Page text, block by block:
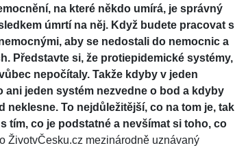
na které někdo umírá, je správný
úmrtí na něj. Když budete pracovat s
aby se nedostali do nemocnic a
Představte si, že protiepidemické systémy,
nepočítaly. Takže kdyby v jeden
ani jeden systém nezvedne o bod a kdyby
To nejdůležitější, co na tom je, tak
tím, co je podstatné a nevšímat si toho, co
ŽivotvČesku.cz mezinárodně uznávaný